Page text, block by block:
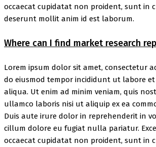
occaecat cupidatat non proident, sunt in
deserunt mollit anim id est laborum.
Where can I find market research
Lorem ipsum dolor sit amet, consectetur
do eiusmod tempor incididunt ut labore
aliqua. Ut enim ad minim veniam, quis
ullamco laboris nisi ut aliquip ex ea
Duis aute irure dolor in reprehenderit in
cillum dolore eu fugiat nulla pariatur.
occaecat cupidatat non proident, sunt in